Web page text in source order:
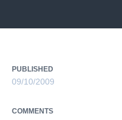
PUBLISHED
09/10/2009
COMMENTS